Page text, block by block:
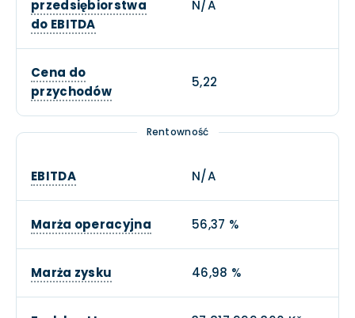
przedsiębiorstwa
do EBITDA
N/A
Cena do
przychodów
5,22
Rentowność
EBITDA N/A
Marża operacyjna 56,37 %
Marża zysku 46,98 %